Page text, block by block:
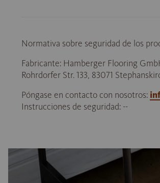
Normativa sobre seguridad de los
Fabricante: Hamberger Flooring
Rohrdorfer Str. 133, 83071
Póngase en contacto con nosotros:
Instrucciones de seguridad: --